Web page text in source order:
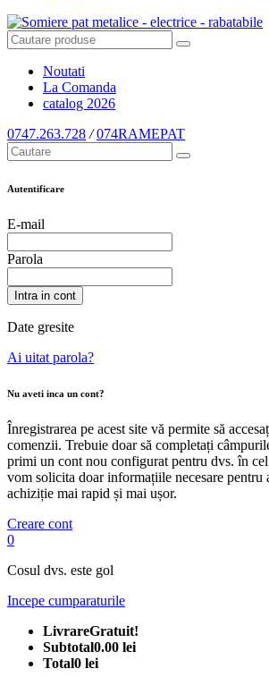
Noutati
La Comanda
catalog 2026
0747.263.728 / 074RAMEPAT
Autentificare
E-mail
Parola
Intra in cont
Date gresite
Ai uitat parola?
Nu aveti inca un cont?
Înregistrarea pe acest site vă permite să
comenzii. Trebuie doar să completați
primi un cont nou configurat pentru dvs. în
vom solicita doar informațiile necesare pentru
achiziție mai rapid și mai ușor.
Creare cont
0
Cosul dvs. este gol
Incepe cumparaturile
LivrareGratuit!
Subtotal0.00 lei
Total0 lei